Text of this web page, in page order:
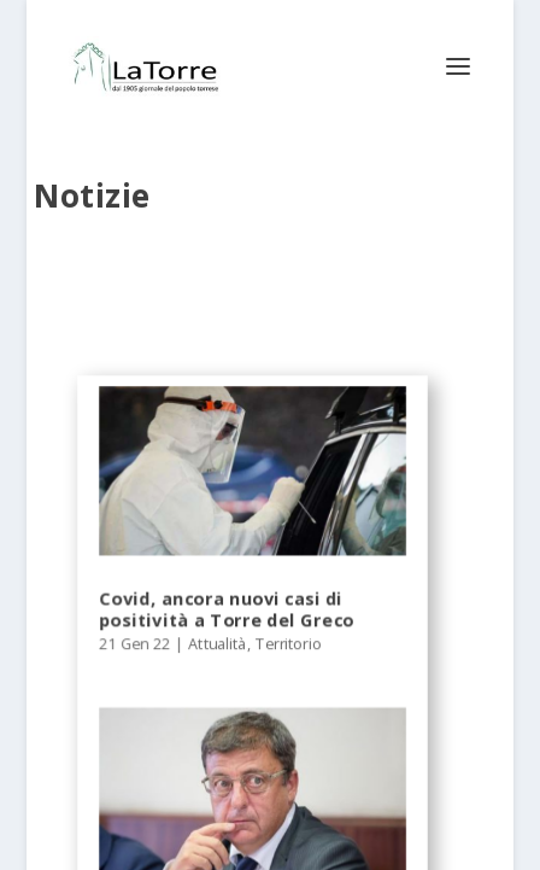
Notizie
Covid, ancora nuovi casi di
positività a Torre del Greco
21 Gen 22 |Attualità,Territorio